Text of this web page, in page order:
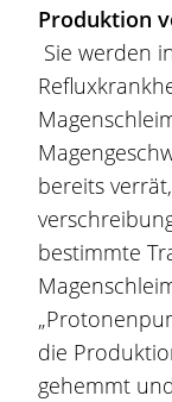
Produktion
Sie werden
bereits
bestimmte
die
gehemmt